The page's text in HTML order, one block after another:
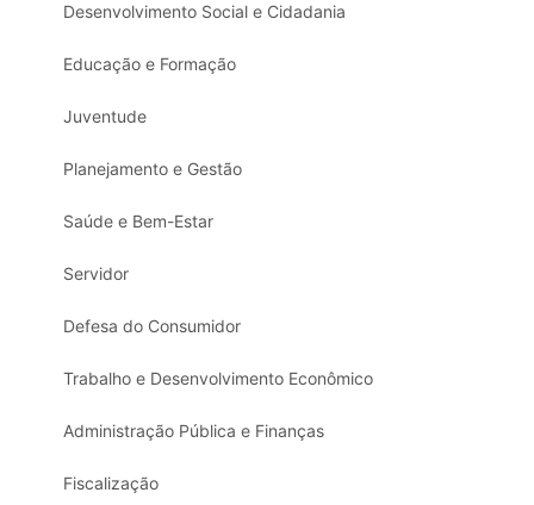
Desenvolvimento Social e Cidadania
Educação e Formação
Juventude
Planejamento e Gestão
Saúde e Bem-Estar
Servidor
Defesa do Consumidor
Trabalho e Desenvolvimento Econômico
Administração Pública e Finanças
Fiscalização